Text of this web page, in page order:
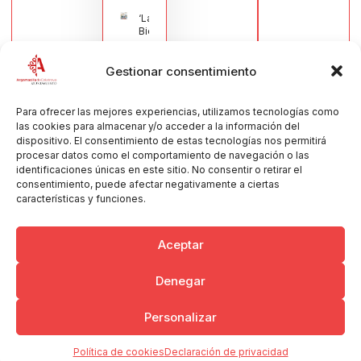
Gestionar consentimiento
Para ofrecer las mejores experiencias, utilizamos tecnologías como
las cookies para almacenar y/o acceder a la información del
dispositivo. El consentimiento de estas tecnologías nos permitirá
procesar datos como el comportamiento de navegación o las
identificaciones únicas en este sitio. No consentir o retirar el
consentimiento, puede afectar negativamente a ciertas
características y funciones.
Aceptar
Denegar
Personalizar
Política de cookiesDeclaración de privacidad
‘La
Bienvenida’,
estampa de
de la Virgen
Muñoz
Muñoz,
anuncia las
Fiestas
Patronales
2026
30/07/2026
Copyright © 2026 Ayuntamiento de Argamasilla de Calatrava
Politica de Privacidad y Aviso Legal